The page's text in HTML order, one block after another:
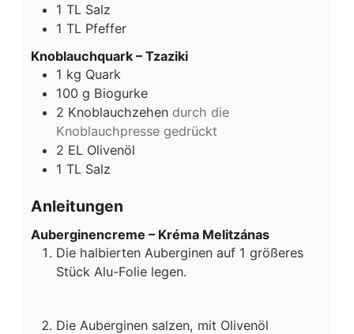
1 TL Salz
1 TL Pfeffer
Knoblauchquark – Tzaziki
1 kg Quark
100 g Biogurke
2 Knoblauchzehen durch die
Knoblauchpresse gedrückt
2 EL Olivenöl
1 TL Salz
Anleitungen
Auberginencreme – Kréma Melitzánas
Die halbierten Auberginen auf 1 größeres
Stück Alu-Folie legen.
Die Auberginen salzen, mit Olivenöl